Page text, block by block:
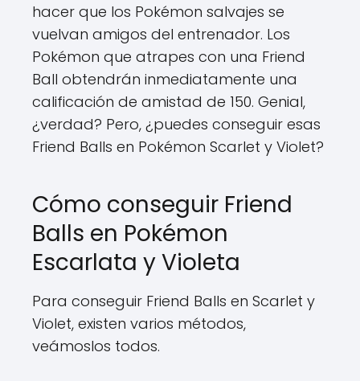
hacer que los Pokémon salvajes se
vuelvan amigos del entrenador. Los
Pokémon que atrapes con una Friend
Ball obtendrán inmediatamente una
calificación de amistad de 150. Genial,
¿verdad? Pero, ¿puedes conseguir esas
Friend Balls en Pokémon Scarlet y Violet?
Cómo conseguir Friend
Balls en Pokémon
Escarlata y Violeta
Para conseguir Friend Balls en Scarlet y
Violet, existen varios métodos,
veámoslos todos.